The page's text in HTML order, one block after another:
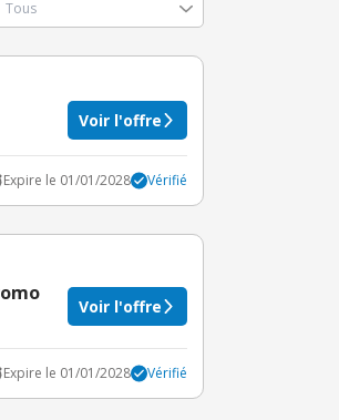
Voir l'offre
Expire le 01/01/2028 Vérifié
Voir l'offre
Expire le 01/01/2028 Vérifié